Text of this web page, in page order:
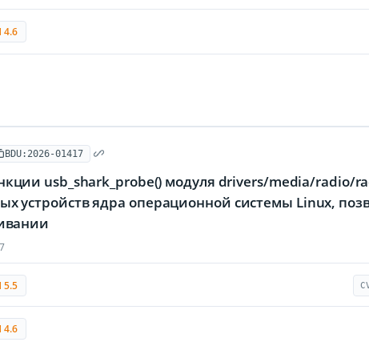
4.6
BDU:2026-01417
usb_shark_probe() модуля drivers/media/radio/
устройств ядра операционной системы Linux,
5.5
4.6